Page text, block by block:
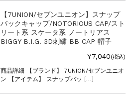
【7UNION/セブンユニオン】スナップ
バックキャップ/NOTORIOUS CAP/スト
リート系 スケータ系 ノートリアス
BIGGY B.I.G. 3D刺繍 BB CAP 帽子
¥7,040(税込)
商品詳細 【ブランド】 7UNION/セブンユニオ
ン 【アイテム】 スナップバッ […]